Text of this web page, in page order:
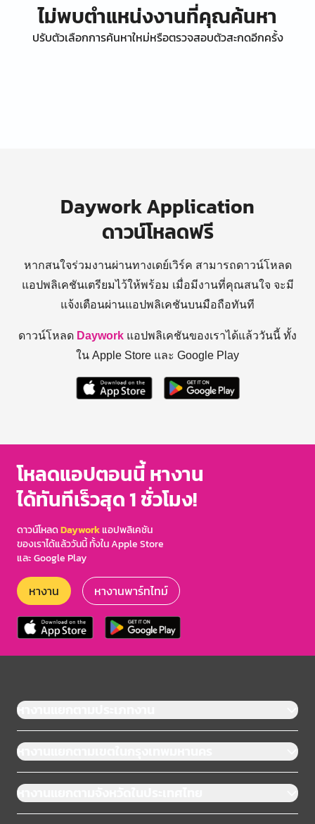
ไม่พบตำแหน่งงานที่คุณค้นหา
ปรับตัวเลือกการค้นหาใหม่หรือตรวจสอบตัวสะกดอีกครั้ง
Daywork Application
ดาวน์โหลดฟรี
หากสนใจร่วมงานผ่านทางเดย์เวิร์ค สามารถดาวน์โหลด
แอปพลิเคชันเตรียมไว้ให้พร้อม เมื่อมีงานที่คุณสนใจ จะมี
แจ้งเตือนผ่านแอปพลิเคชันบนมือถือทันที
ดาวน์โหลด Daywork แอปพลิเคชันของเราได้แล้ววันนี้ ทั้ง
ใน Apple Store และ Google Play
โหลดแอปตอนนี้ หางาน
ได้ทันทีเร็วสุด 1 ชั่วโมง!
ดาวน์โหลดDayworkแอปพลิเคชัน
ของเราได้แล้ววันนี้ ทั้งใน Apple Store
และ Google Play
หางาน หางานพาร์ทไทม์
หางานแยกตามประเภทงาน
หางานแยกตามเขตในกรุงเทพมหานคร
หางานแยกตามจังหวัดในประเทศไทย